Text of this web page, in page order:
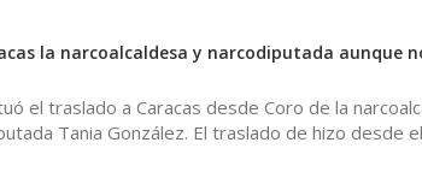
la narcoalcaldesa y narcodiputada aunque
el traslado a Caracas desde Coro de la
Tania González. El traslado de hizo desde el